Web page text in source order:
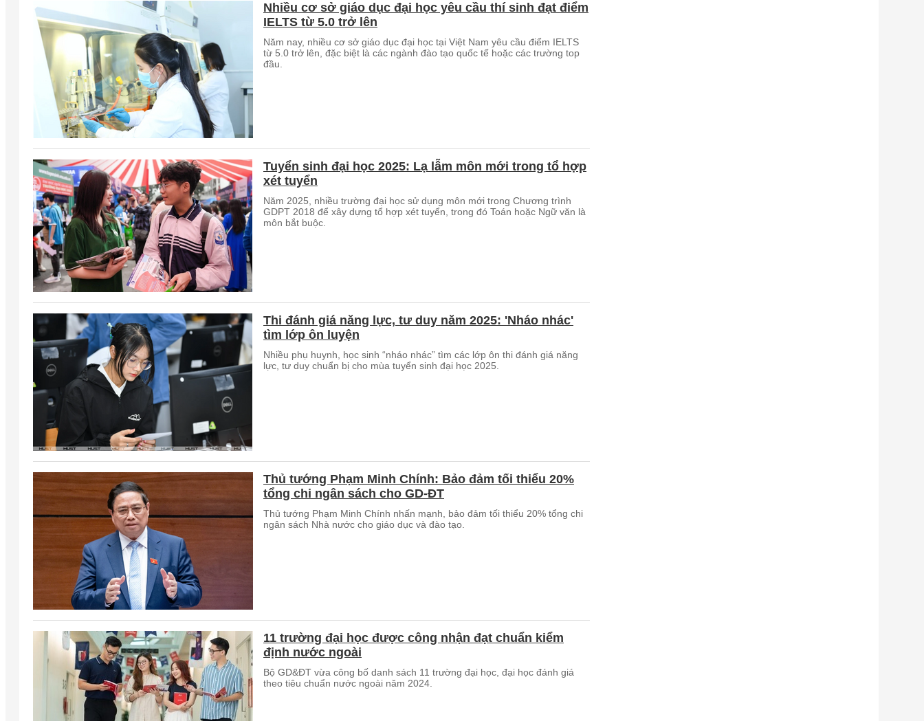
Nhiều cơ sở giáo dục đại học yêu cầu thí sinh đạt điểm
IELTS từ 5.0 trở lên
Năm nay, nhiều cơ sở giáo dục đại học tại Việt Nam yêu cầu điểm IELTS
từ 5.0 trở lên, đặc biệt là các ngành đào tạo quốc tế hoặc các trường top
đầu.
Tuyển sinh đại học 2025: Lạ lẫm môn mới trong tổ hợp
xét tuyển
Năm 2025, nhiều trường đại học sử dụng môn mới trong Chương trình
GDPT 2018 để xây dựng tổ hợp xét tuyển, trong đó Toán hoặc Ngữ văn là
môn bắt buộc.
Thi đánh giá năng lực, tư duy năm 2025: 'Nháo nhác'
tìm lớp ôn luyện
Nhiều phụ huynh, học sinh “nháo nhác” tìm các lớp ôn thi đánh giá năng
lực, tư duy chuẩn bị cho mùa tuyển sinh đại học 2025.
Thủ tướng Phạm Minh Chính: Bảo đảm tối thiểu 20%
tổng chi ngân sách cho GD-ĐT
Thủ tướng Phạm Minh Chính nhấn mạnh, bảo đảm tối thiểu 20% tổng chi
ngân sách Nhà nước cho giáo dục và đào tạo.
11 trường đại học được công nhận đạt chuẩn kiểm
định nước ngoài
Bộ GD&ĐT vừa công bố danh sách 11 trường đại học, đại học đánh giá
theo tiêu chuẩn nước ngoài năm 2024.